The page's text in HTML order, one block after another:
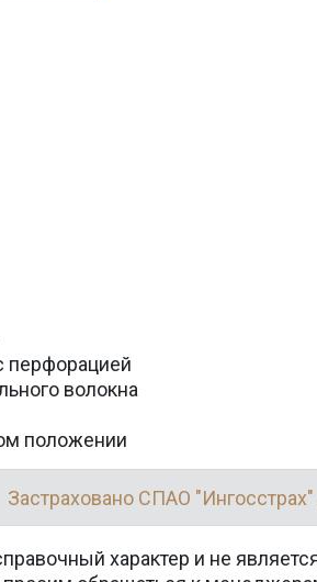
перфорацией
волокна
положении
Застраховано СПАО
характер и не